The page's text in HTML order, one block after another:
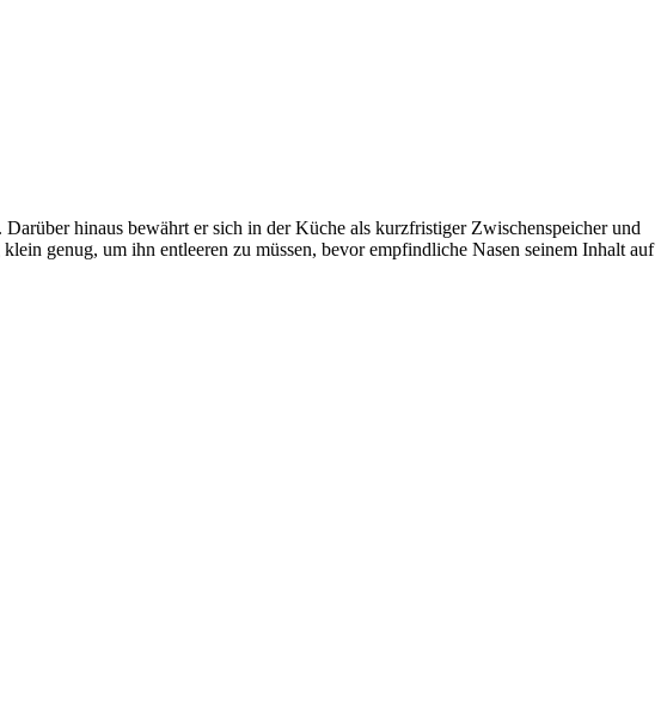
hinaus bewährt er sich in der Küche als kurzfristiger Zwischenspeicher und
genug, um ihn entleeren zu müssen, bevor empfindliche Nasen seinem Inhalt auf